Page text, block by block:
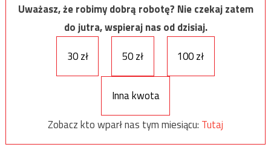
Uważasz, że robimy dobrą robotę? Nie czekaj zatem
do jutra, wspieraj nas od dzisiaj.
30 zł
50 zł 100 zł
Inna kwota
Zobacz kto wparł nas tym miesiącu: Tutaj